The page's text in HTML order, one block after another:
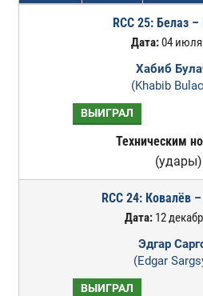
RCC 25: Белаз –
Дата:04 июля
Хабиб
(Khabib
ВЫИГРАЛ
Техническим
(удары)
RCC 24: Ковалёв
Дата:12
Эдгар
(Edgar
ВЫИГРАЛ